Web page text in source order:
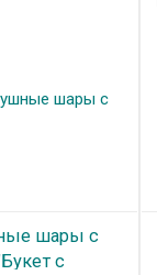
шары с
с